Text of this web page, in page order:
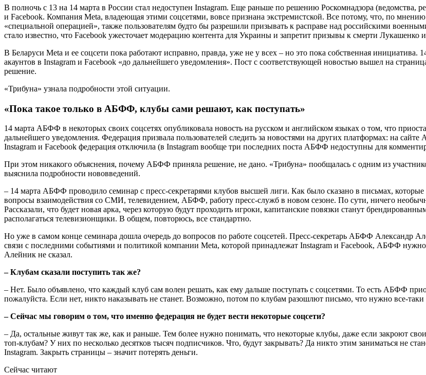
В полночь c 13 на 14 марта в России стал недоступен Instagram. Еще раньше по решению Роскомнадзора (ведомства,
и Facebook. Компания Meta, владеющая этими соцсетями, вовсе признана экстремистской. Все потому, что, по
«специальной операцией», также пользователям будто бы разрешили призывать к расправе над российскими
стало известно, что Facebook ужесточает модерацию контента для Украины и запретит призывы к смерти Лукашенко
В Беларуси Meta и ее соцсети пока работают исправно, правда, уже не у всех – но это пока собственная инициатива.
акаунтов в Instagram и Facebook «до дальнейшего уведомления». Пост с соответствующей новостью вышел на
решение.
«Трибуна» узнала подробности этой ситуации.
«Пока такое только в АБФФ, клубы сами решают, как поступать»
14 марта АБФФ в некоторых своих соцсетях опубликовала новость на русском и английском языках о том, что
дальнейшего уведомления. Федерация призвала пользователей следить за новостями на других платформах: на
Instagram и Facebook федерация отключила (в Instagram вообще три последних поста АБФФ недоступны для
При этом никакого объяснения, почему АБФФ приняла решение, не дано. «Трибуна» пообщалась с одним из
выяснила подробности нововведений.
– 14 марта АБФФ проводило семинар с пресс-секретарями клубов высшей лиги. Как было сказано в письмах,
вопросы взаимодействия со СМИ, телевидением, АБФФ, работу пресс-служб в новом сезоне. По сути, ничего
Рассказали, что будет новая арка, через которую будут проходить игроки, капитанские повязки станут
располагаться телевизионщики. В общем, повторюсь, все стандартно.
Но уже в самом конце семинара дошла очередь до вопросов по работе соцсетей. Пресс-секретарь АБФФ Александр
связи с последними событиями и политикой компании Meta, которой принадлежат Instagram и Facebook, АБФФ
Алейник не сказал.
– Клубам сказали поступить так же?
– Нет. Было объявлено, что каждый клуб сам волен решать, как ему дальше поступать с соцсетями. То есть АБФФ
пожалуйста. Если нет, никто наказывать не станет. Возможно, потом по клубам разошлют письмо, что нужно все-
– Сейчас мы говорим о том, что именно федерация не будет вести некоторые соцсети?
– Да, остальные живут так же, как и раньше. Тем более нужно понимать, что некоторые клубы, даже если закроют
топ-клубам? У них по несколько десятков тысяч подписчиков. Что, будут закрывать? Да никто этим заниматься не
Instagram. Закрыть страницы – значит потерять деньги.
Сейчас читают